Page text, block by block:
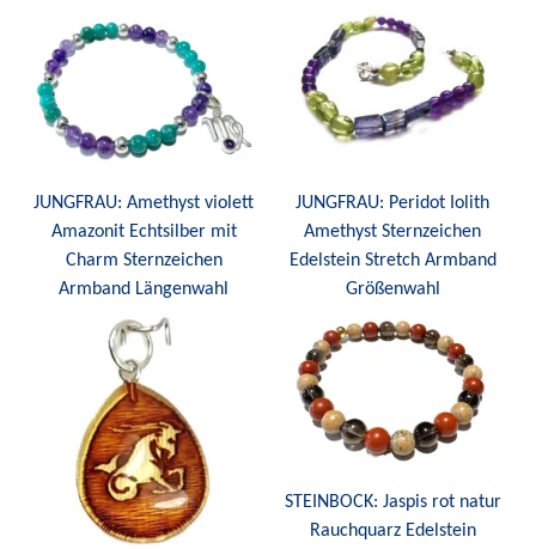
JUNGFRAU: Amethyst violett
Amazonit Echtsilber mit
Charm Sternzeichen
Armband Längenwahl
JUNGFRAU: Peridot Iolith
Amethyst Sternzeichen
Edelstein Stretch Armband
Größenwahl
STEINBOCK: Jaspis rot natur
Rauchquarz Edelstein